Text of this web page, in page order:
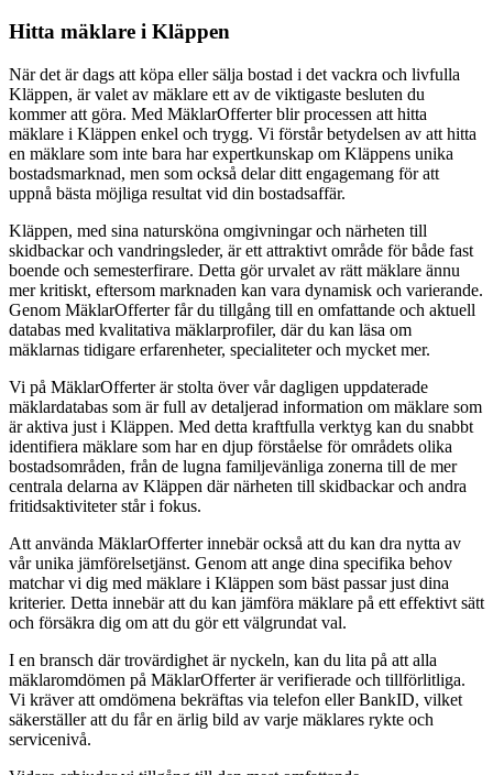
Hitta mäklare i Kläppen
När det är dags att köpa eller sälja bostad i det vackra och livfulla
Kläppen, är valet av mäklare ett av de viktigaste besluten du
kommer att göra. Med MäklarOfferter blir processen att hitta
mäklare i Kläppen enkel och trygg. Vi förstår betydelsen av att hitta
en mäklare som inte bara har expertkunskap om Kläppens unika
bostadsmarknad, men som också delar ditt engagemang för att
uppnå bästa möjliga resultat vid din bostadsaffär.
Kläppen, med sina natursköna omgivningar och närheten till
skidbackar och vandringsleder, är ett attraktivt område för både fast
boende och semesterfirare. Detta gör urvalet av rätt mäklare ännu
mer kritiskt, eftersom marknaden kan vara dynamisk och varierande.
Genom MäklarOfferter får du tillgång till en omfattande och aktuell
databas med kvalitativa mäklarprofiler, där du kan läsa om
mäklarnas tidigare erfarenheter, specialiteter och mycket mer.
Vi på MäklarOfferter är stolta över vår dagligen uppdaterade
mäklardatabas som är full av detaljerad information om mäklare som
är aktiva just i Kläppen. Med detta kraftfulla verktyg kan du snabbt
identifiera mäklare som har en djup förståelse för områdets olika
bostadsområden, från de lugna familjevänliga zonerna till de mer
centrala delarna av Kläppen där närheten till skidbackar och andra
fritidsaktiviteter står i fokus.
Att använda MäklarOfferter innebär också att du kan dra nytta av
vår unika jämförelsetjänst. Genom att ange dina specifika behov
matchar vi dig med mäklare i Kläppen som bäst passar just dina
kriterier. Detta innebär att du kan jämföra mäklare på ett effektivt sätt
och försäkra dig om att du gör ett välgrundat val.
I en bransch där trovärdighet är nyckeln, kan du lita på att alla
mäklaromdömen på MäklarOfferter är verifierade och tillförlitliga.
Vi kräver att omdömena bekräftas via telefon eller BankID, vilket
säkerställer att du får en ärlig bild av varje mäklares rykte och
servicenivå.